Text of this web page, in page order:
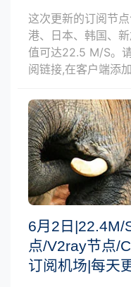
这次更新的订阅节
港、日本、韩国、
值可达22.5 M/S。
阅链接,在客户端添
6月2日|22.4M/
点/V2ray节点/
订阅机场|每天